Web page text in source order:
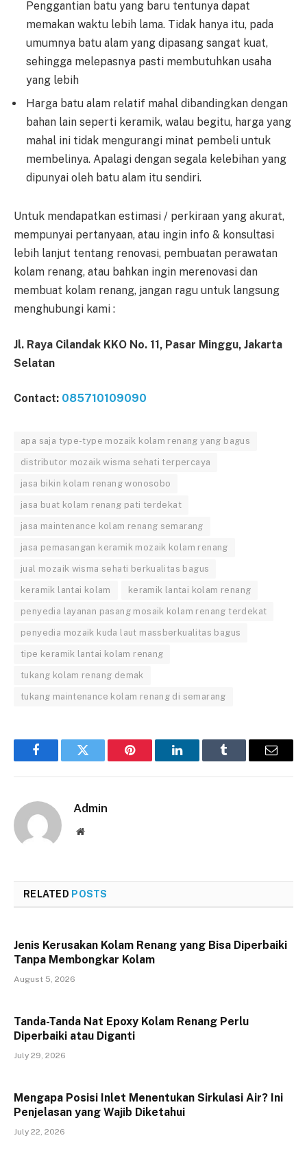
Penggantian batu yang baru tentunya dapat
memakan waktu lebih lama. Tidak hanya itu, pada
umumnya batu alam yang dipasang sangat kuat,
sehingga melepasnya pasti membutuhkan usaha
yang lebih
Harga batu alam relatif mahal dibandingkan dengan
bahan lain seperti keramik, walau begitu, harga yang
mahal ini tidak mengurangi minat pembeli untuk
membelinya. Apalagi dengan segala kelebihan yang
dipunyai oleh batu alam itu sendiri.
Untuk mendapatkan estimasi / perkiraan yang akurat,
mempunyai pertanyaan, atau ingin info & konsultasi
lebih lanjut tentang renovasi, pembuatan perawatan
kolam renang, atau bahkan ingin merenovasi dan
membuat kolam renang, jangan ragu untuk langsung
menghubungi kami :
Jl. Raya Cilandak KKO No. 11, Pasar Minggu, Jakarta
Selatan
Contact: 085710109090
apa saja type-type mozaik kolam renang yang bagus
distributor mozaik wisma sehati terpercaya
jasa bikin kolam renang wonosobo
jasa buat kolam renang pati terdekat
jasa maintenance kolam renang semarang
jasa pemasangan keramik mozaik kolam renang
jual mozaik wisma sehati berkualitas bagus
keramik lantai kolam keramik lantai kolam renang
penyedia layanan pasang mosaik kolam renang terdekat
penyedia mozaik kuda laut massberkualitas bagus
tipe keramik lantai kolam renang
tukang kolam renang demak
tukang maintenance kolam renang di semarang
FacebookTwitter Pinterest LinkedInTumblr Email
Admin
Website
RELATED POSTS
Jenis Kerusakan Kolam Renang yang Bisa Diperbaiki
Tanpa Membongkar Kolam
August 5, 2026
Tanda-Tanda Nat Epoxy Kolam Renang Perlu
Diperbaiki atau Diganti
July 29, 2026
Mengapa Posisi Inlet Menentukan Sirkulasi Air? Ini
Penjelasan yang Wajib Diketahui
July 22, 2026